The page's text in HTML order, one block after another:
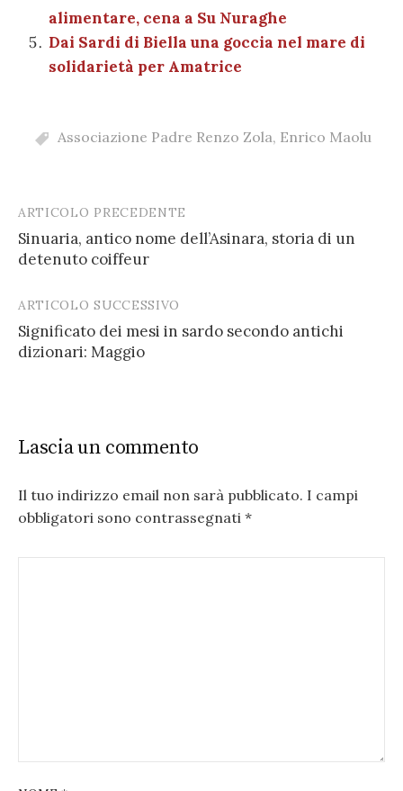
alimentare, cena a Su Nuraghe
Dai Sardi di Biella una goccia nel mare di
solidarietà per Amatrice
Associazione Padre Renzo Zola, Enrico Maolu
Post
navigation
ARTICOLO PRECEDENTE
Sinuaria, antico nome dell’Asinara, storia di un
detenuto coiffeur
ARTICOLO SUCCESSIVO
Significato dei mesi in sardo secondo antichi
dizionari: Maggio
Lascia un commento
Il tuo indirizzo email non sarà pubblicato. I campi
obbligatori sono contrassegnati *